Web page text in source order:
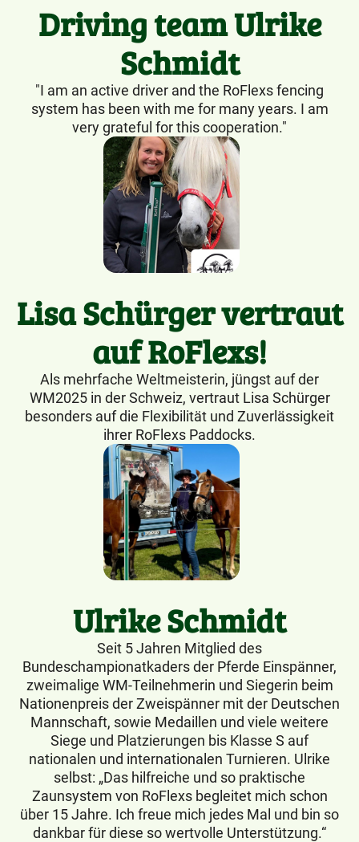
"I am an active driver and the RoFlexs fencing
system has been with me for many years. I am
very grateful for this cooperation."
Driving team Ulrike
Schmidt
Als mehrfache Weltmeisterin, jüngst auf der
WM2025 in der Schweiz, vertraut Lisa Schürger
besonders auf die Flexibilität und Zuverlässigkeit
ihrer RoFlexs Paddocks.
Lisa Schürger vertraut
auf RoFlexs!
Seit 5 Jahren Mitglied des
Bundeschampionatkaders der Pferde Einspänner,
zweimalige WM-Teilnehmerin und Siegerin beim
Nationenpreis der Zweispänner mit der Deutschen
Mannschaft, sowie Medaillen und viele weitere
Siege und Platzierungen bis Klasse S auf
nationalen und internationalen Turnieren. Ulrike
selbst: „Das hilfreiche und so praktische
Zaunsystem von RoFlexs begleitet mich schon
über 15 Jahre. Ich freue mich jedes Mal und bin so
dankbar für diese so wertvolle Unterstützung.“
Ulrike Schmidt